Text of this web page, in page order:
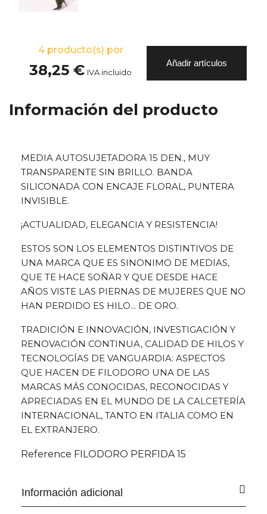
4producto(s) por
38,25 € IVA incluido
Añadir artículos
Información del producto
MEDIA AUTOSUJETADORA 15 DEN., MUY
TRANSPARENTE SIN BRILLO. BANDA
SILICONADA CON ENCAJE FLORAL, PUNTERA
INVISIBLE.
¡ACTUALIDAD, ELEGANCIA Y RESISTENCIA!
ESTOS SON LOS ELEMENTOS DISTINTIVOS DE
UNA MARCA QUE ES SINONIMO DE MEDIAS,
QUE TE HACE SOÑAR Y QUE DESDE HACE
AÑOS VISTE LAS PIERNAS DE MUJERES QUE NO
HAN PERDIDO ES HILO... DE ORO.
TRADICIÓN E INNOVACIÓN, INVESTIGACIÓN Y
RENOVACIÓN CONTINUA, CALIDAD DE HILOS Y
TECNOLOGÍAS DE VANGUARDIA: ASPECTOS
QUE HACEN DE FILODORO UNA DE LAS
MARCAS MÁS CONOCIDAS, RECONOCIDAS Y
APRECIADAS EN EL MUNDO DE LA CALCETERÍA
INTERNACIONAL, TANTO EN ITALIA COMO EN
EL EXTRANJERO.
Reference FILODORO PERFIDA 15
Información adicional